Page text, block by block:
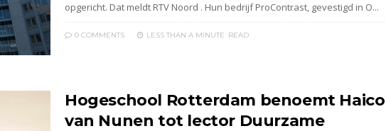
opgericht. Dat meldt RTV Noord . Hun bedrijf ProContrast, gevestigd in O...
0 COMMENTS LESS THAN A MINUTE READ
Hogeschool Rotterdam benoemt Haico
van Nunen tot lector Duurzame